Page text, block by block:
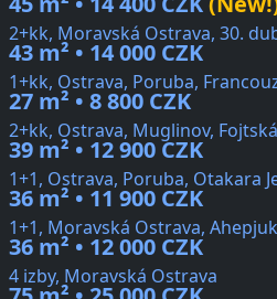
2+kk, Moravská Ostrava, 30.
43 m² • 14 000 CZK
1+kk, Ostrava, Poruba,
27 m² • 8 800 CZK
2+kk, Ostrava, Muglinov, Fojtská
39 m² • 12 900 CZK
1+1, Ostrava, Poruba, Otakara
36 m² • 11 900 CZK
1+1, Moravská Ostrava,
36 m² • 12 000 CZK
4 izby, Moravská Ostrava